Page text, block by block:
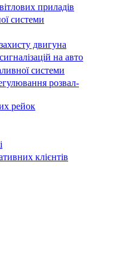
приладів
системи
двигуна
на авто
системи
розвал-
рейок
клієнтів